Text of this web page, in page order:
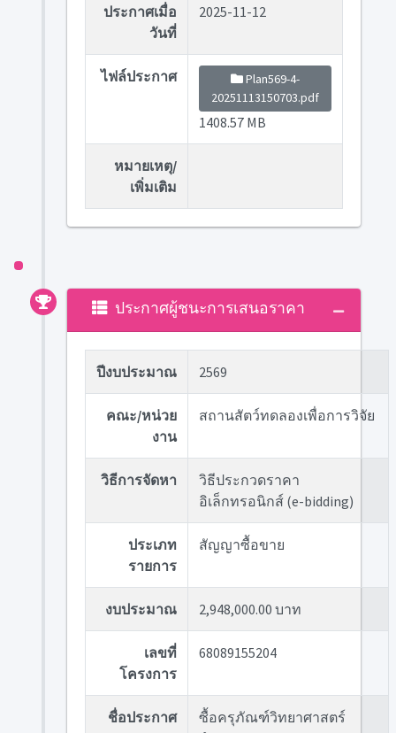
ประกาศเมื่อ
วันที่
2025-11-12
ไฟล์ประกาศ
Plan569-4-
20251113150703.pdf
1408.57 MB
หมายเหตุ/
เพิ่มเติม
ประกาศผู้ชนะการเสนอราคา
ปีงบประมาณ 2569
คณะ/หน่วย
งาน
สถานสัตว์ทดลองเพื่อการวิจัย
วิธีการจัดหา
วิธีประกวดราคา
อิเล็กทรอนิกส์ (e-bidding)
ประเภท
รายการ
สัญญาซื้อขาย
งบประมาณ 2,948,000.00 บาท
เลขที่
โครงการ
68089155204
ชื่อประกาศ
ซื้อครุภัณฑ์วิทยาศาสตร์